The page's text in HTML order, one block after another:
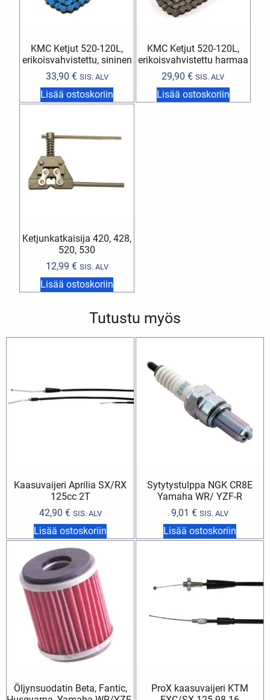
KMC Ketjut 520-120L,
erikoisvahvistettu, sininen
33,90 € SIS. ALV
Lisää ostoskoriin
KMC Ketjut 520-120L,
erikoisvahvistettu harmaa
29,90€ SIS. ALV
Lisää ostoskoriin
Ketjunkatkaisija 420, 428,
520, 530
12,99 € SIS. ALV
Lisää ostoskoriin
Tutustu myös
Kaasuvaijeri Aprilia SX/RX
125cc 2T
42,90 € SIS. ALV
Lisää ostoskoriin
Sytytystulppa NGK CR8E
Yamaha WR/ YZF-R
9,01 € SIS. ALV
Lisää ostoskoriin
Öljynsuodatin Beta, Fantic,
ProX kaasuvaijeri KTM